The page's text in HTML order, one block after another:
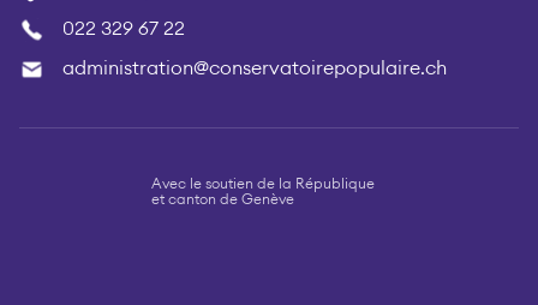
022 329 67 22
administration@conservatoirepopulaire.ch
Avec le soutien de la République
et canton de Genève